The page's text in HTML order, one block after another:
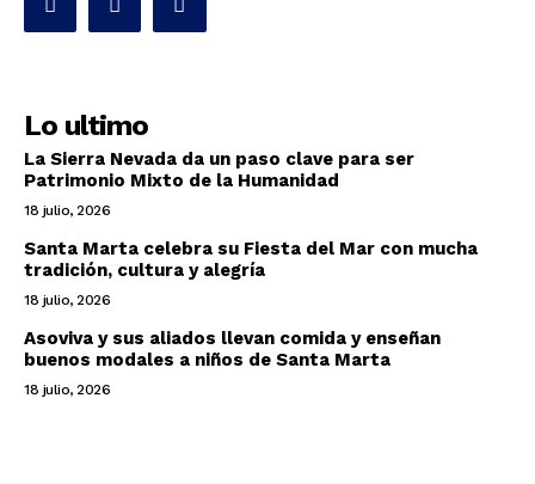
Lo ultimo
La Sierra Nevada da un paso clave para ser
Patrimonio Mixto de la Humanidad
18 julio, 2026
Santa Marta celebra su Fiesta del Mar con mucha
tradición, cultura y alegría
18 julio, 2026
Asoviva y sus aliados llevan comida y enseñan
buenos modales a niños de Santa Marta
18 julio, 2026